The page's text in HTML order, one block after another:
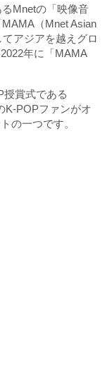
Mnetの「映像音
（Mnet Asian
アジアを越えグロ
年に「MAMA
授賞式である
K-POPファンがオ
の一つです。